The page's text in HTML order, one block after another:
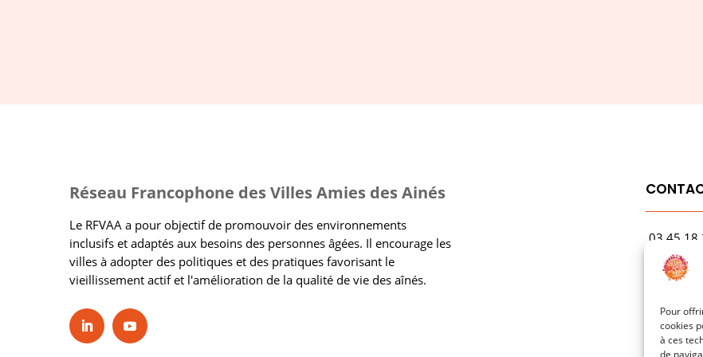
Pour
cookies
à ces
de
Réseau Francophone des Villes Amies des Ainés
Le RFVAA a pour objectif de promouvoir des environnements
inclusifs et adaptés aux besoins des personnes âgées. Il encourage les
villes à adopter des politiques et des pratiques favorisant le
vieillissement actif et l'amélioration de la qualité de vie des aînés.
1